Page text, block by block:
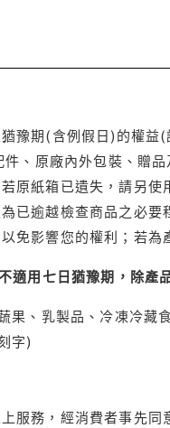
豫期(含例假日)的權
、原廠內外包裝、贈
原紙箱已遺失，請另
已逾越檢查商品之必
免影響您的權利；若為
用七日猶豫期，除產
果、乳製品、冷凍冷藏
字)
服務，經消費者事先同